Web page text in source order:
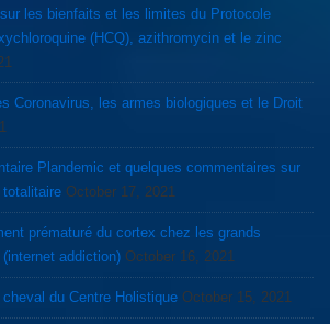
les bienfaits et les limites du Protocole
(HCQ), azithromycin et le zinc
Coronavirus, les armes biologiques et le Droit
Plandemic et quelques commentaires sur
totalitaire October 17, 2021
addiction) October 16, 2021
du Centre Holistique October 15, 2021